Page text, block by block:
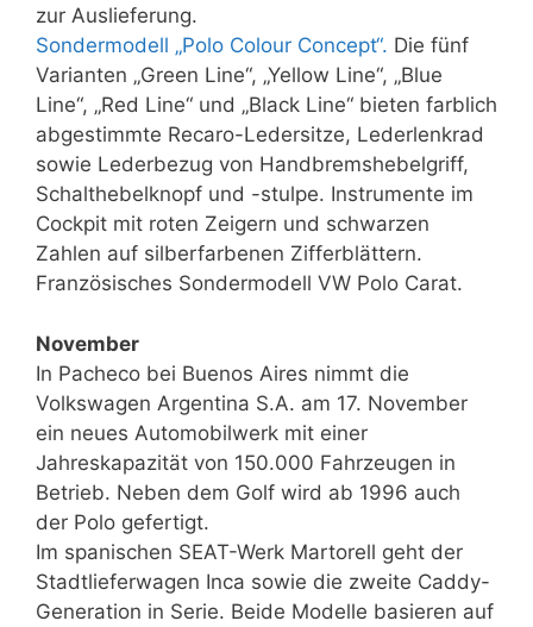
zur Auslieferung.
Sondermodell „Polo Colour Concept“. Die fünf
Varianten „Green Line“, „Yellow Line“, „Blue
Line“, „Red Line“ und „Black Line“ bieten farblich
abgestimmte Recaro-Ledersitze, Lederlenkrad
sowie Lederbezug von Handbremshebelgriff,
Schalthebelknopf und -stulpe. Instrumente im
Cockpit mit roten Zeigern und schwarzen
Zahlen auf silberfarbenen Zifferblättern.
Französisches Sondermodell VW Polo Carat.
November
In Pacheco bei Buenos Aires nimmt die
Volkswagen Argentina S.A. am 17. November
ein neues Automobilwerk mit einer
Jahreskapazität von 150.000 Fahrzeugen in
Betrieb. Neben dem Golf wird ab 1996 auch
der Polo gefertigt.
Im spanischen SEAT-Werk Martorell geht der
Stadtlieferwagen Inca sowie die zweite Caddy-
Generation in Serie. Beide Modelle basieren auf